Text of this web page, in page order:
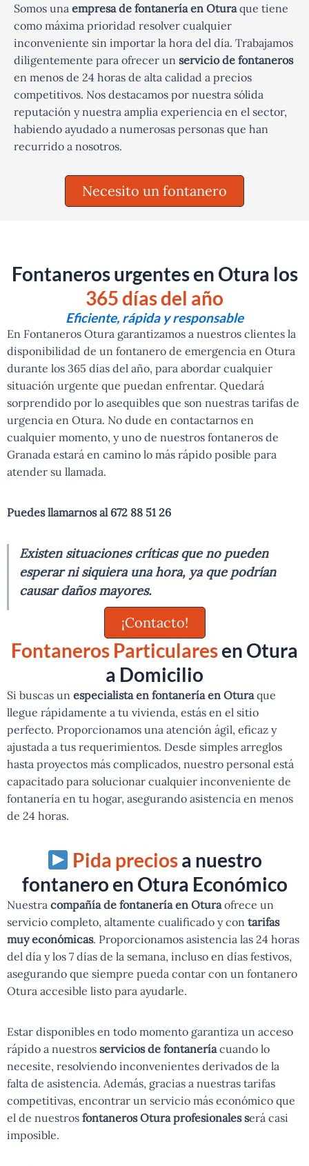
Somos una empresa de fontanería en Oturaque tiene
como máxima prioridad resolver cualquier
inconveniente sin importar la hora del día. Trabajamos
diligentemente para ofrecer un servicio de fontaneros
en menos de 24 horas de alta calidad a precios
competitivos. Nos destacamos por nuestra sólida
reputación y nuestra amplia experiencia en el sector,
habiendo ayudado a numerosas personas que han
recurrido a nosotros.
Necesito un fontanero
Fontaneros urgentes en Otura los
365 días del año
Eficiente, rápida y responsable
En Fontaneros Otura garantizamos a nuestros clientes la
disponibilidad de un fontanero de emergencia en Otura
durante los 365 días del año, para abordar cualquier
situación urgente que puedan enfrentar. Quedará
sorprendido por lo asequibles que son nuestras tarifas de
urgencia en Otura. No dude en contactarnos en
cualquier momento, y uno de nuestros fontaneros de
Granada estará en camino lo más rápido posible para
atender su llamada.
Puedes llamarnos al 672 88 51 26
Existen situaciones críticas que no pueden
esperar ni siquiera una hora, ya que podrían
causar daños mayores.
¡Contacto!
Fontaneros Particularesen Otura
a Domicilio
Si buscas un especialista en fontanería en Oturaque
llegue rápidamente a tu vivienda, estás en el sitio
perfecto. Proporcionamos una atención ágil, eficaz y
ajustada a tus requerimientos. Desde simples arreglos
hasta proyectos más complicados, nuestro personal está
capacitado para solucionar cualquier inconveniente de
fontanería en tu hogar, asegurando asistencia en menos
de 24 horas.
Pida preciosa nuestro
fontanero en Otura Económico
Nuestra compañía de fontanería en Oturaofrece un
servicio completo, altamente cualificado y con tarifas
muy económicas. Proporcionamos asistencia las 24 horas
del día y los 7 días de la semana, incluso en días festivos,
asegurando que siempre pueda contar con un fontanero
Otura accesible listo para ayudarle.
Estar disponibles en todo momento garantiza un acceso
rápido a nuestros servicios de fontaneríacuando lo
necesite, resolviendo inconvenientes derivados de la
falta de asistencia. Además, gracias a nuestras tarifas
competitivas, encontrar un servicio más económico que
el de nuestros fontaneros Otura profesionales será casi
imposible.